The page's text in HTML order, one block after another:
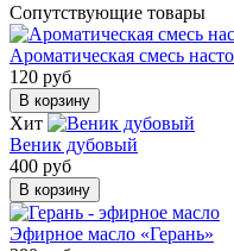
Cопутствующие товары
Ароматическая смесь
120 руб
В корзину
Хит
Веник дубовый
400 руб
В корзину
Эфирное масло «Герань»